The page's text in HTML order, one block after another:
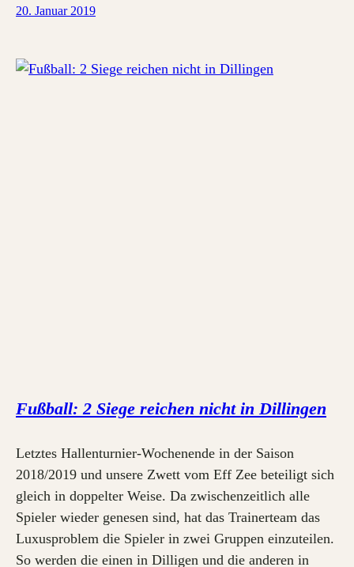
20. Januar 2019
Fußball: 2 Siege reichen nicht in Dillingen
Letztes Hallenturnier-Wochenende in der Saison
2018/2019 und unsere Zwett vom Eff Zee beteiligt sich
gleich in doppelter Weise. Da zwischenzeitlich alle
Spieler wieder genesen sind, hat das Trainerteam das
Luxusproblem die Spieler in zwei Gruppen einzuteilen.
So werden die einen in Dilligen und die anderen in